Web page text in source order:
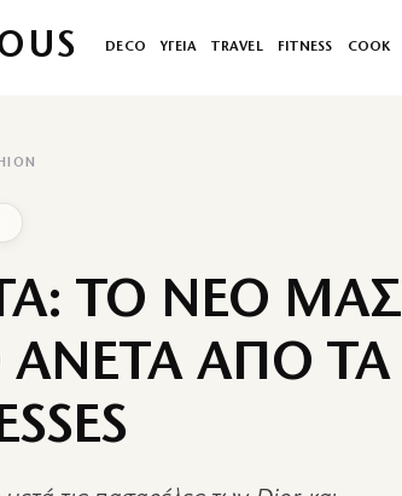
DECO ΥΓΕΙΑ TRAVEL FITNESS COOK
ΤΟ ΝΕΟ ΜΑΣ
ΑΠΟ ΤΑ